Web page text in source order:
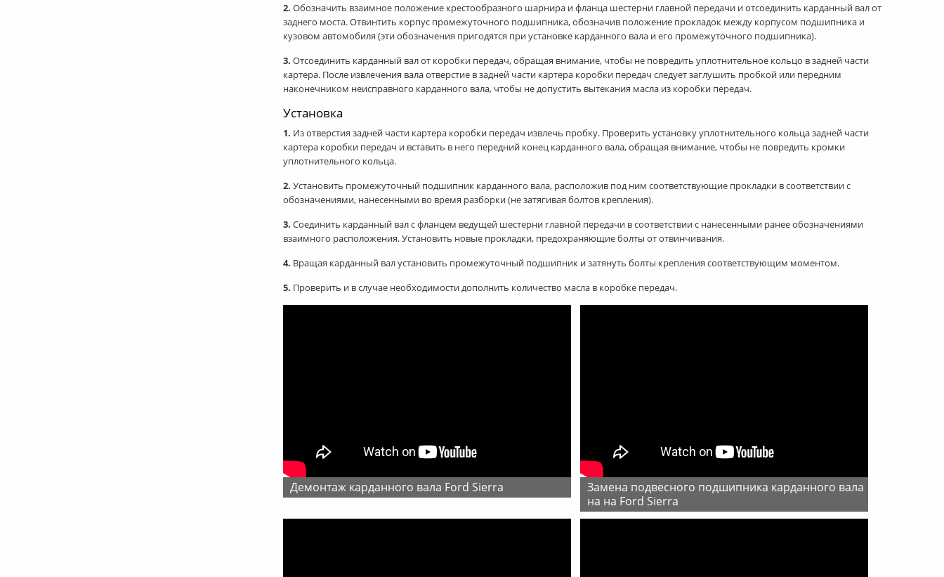
2. Обозначить взаимное положение крестообразного шарнира и фланца шестерни главной передачи и отсоединить карданный вал от
заднего моста. Отвинтить корпус промежуточного подшипника, обозначив положение прокладок между корпусом подшипника и
кузовом автомобиля (эти обозначения пригодятся при установке карданного вала и его промежуточного подшипника).
3. Отсоединить карданный вал от коробки передач, обращая внимание, чтобы не повредить уплотнительное кольцо в задней части
картера. После извлечения вала отверстие в задней части картера коробки передач следует заглушить пробкой или передним
наконечником неисправного карданного вала, чтобы не допустить вытекания масла из коробки передач.
Установка
1. Из отверстия задней части картера коробки передач извлечь пробку. Проверить установку уплотнительного кольца задней части
картера коробки передач и вставить в него передний конец карданного вала, обращая внимание, чтобы не повредить кромки
уплотнительного кольца.
2. Установить промежуточный подшипник карданного вала, расположив под ним соответствующие прокладки в соответствии с
обозначениями, нанесенными во время разборки (не затягивая болтов крепления).
3. Соединить карданный вал с фланцем ведущей шестерни главной передачи в соответствии с нанесенными ранее обозначениями
взаимного расположения. Установить новые прокладки, предохраняющие болты от отвинчивания.
4. Вращая карданный вал установить промежуточный подшипник и затянуть болты крепления соответствующим моментом.
5. Проверить и в случае необходимости дополнить количество масла в коробке передач.
Демонтаж карданного вала Ford Sierra
Замена подвесного подшипника карданного вала
на на Ford Sierra